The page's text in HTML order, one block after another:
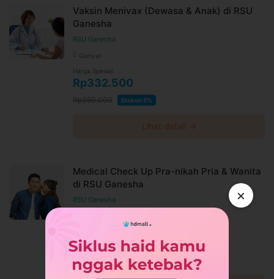
Vaksin Menivax (Dewasa & Anak) di RSU
Ganesha
RSU Ganesha
Gianyar
Harga Spesial
Rp332.500
Rp350.000 Diskon 5%
Lihat detail →
Medical Check Up Pra-nikah Pria & Wanita
di RSU Ganesha
RSU Ganesha
Rp1.615.000
Rp1.700.000 Diskon 5%
×